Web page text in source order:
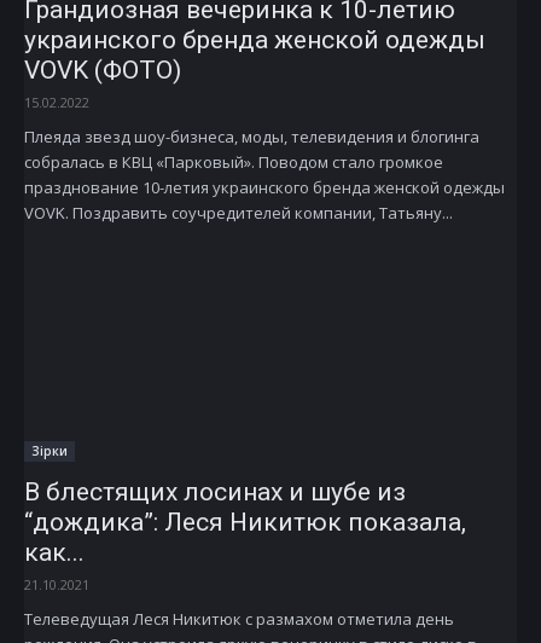
Грандиозная вечеринка к 10-летию
украинского бренда женской одежды
VOVK (ФОТО)
15.02.2022
Плеяда звезд шоу-бизнеса, моды, телевидения и блогинга
собралась в КВЦ «Парковый». Поводом стало громкое
празднование 10-летия украинского бренда женской одежды
VOVK. Поздравить соучредителей компании, Татьяну...
Зірки
В блестящих лосинах и шубе из
“дождика”: Леся Никитюк показала,
как...
21.10.2021
Телеведущая Леся Никитюк с размахом отметила день